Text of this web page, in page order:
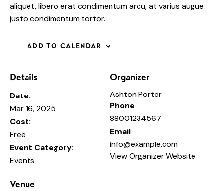
aliquet, libero erat condimentum arcu, at varius augue
justo condimentum tortor.
ADD TO CALENDAR
Details
Date:
Mar 16, 2025
Cost:
Free
Event Category:
Events
Organizer
Ashton Porter
Phone
88001234567
Email
info@example.com
View Organizer Website
Venue